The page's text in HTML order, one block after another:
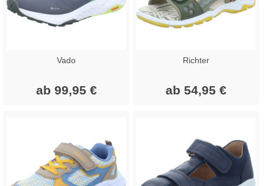
Vado
ab 99,95 €
Richter
ab 54,95 €